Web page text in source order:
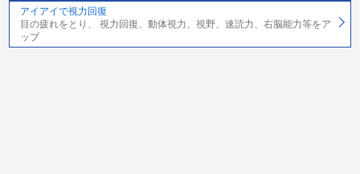
アイアイで視力回復
目の疲れをとり、 視力回復、動体視力、視野、速読力、右脳能力等をア
ップ